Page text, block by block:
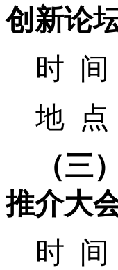
创新论
时 间
地 点
（三）
推介大
时 间